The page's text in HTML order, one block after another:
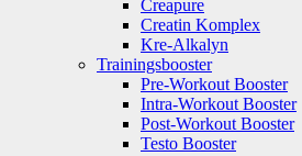
Creapure
Creatin Komplex
Kre-Alkalyn
Trainingsbooster
Pre-Workout Booster
Intra-Workout Booster
Post-Workout Booster
Testo Booster